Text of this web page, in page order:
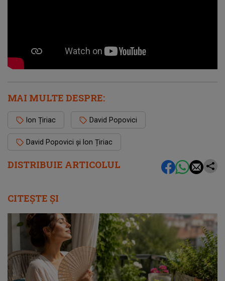
DISTRIBUIE ARTICOLUL
MAI MULTE DESPRE:
Ion Țiriac David Popovici
David Popovici și Ion Țiriac
CITEȘTE ȘI